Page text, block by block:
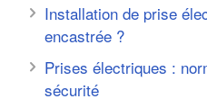
Installation de prise
encastrée ?
Prises électriques :
sécurité